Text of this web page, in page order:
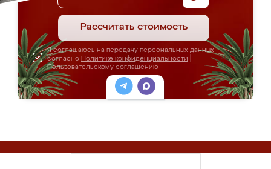
Рассчитать стоимость
Я соглашаюсь на передачу персональных данных
согласно Политике конфиденциальности
Пользовательскому соглашению